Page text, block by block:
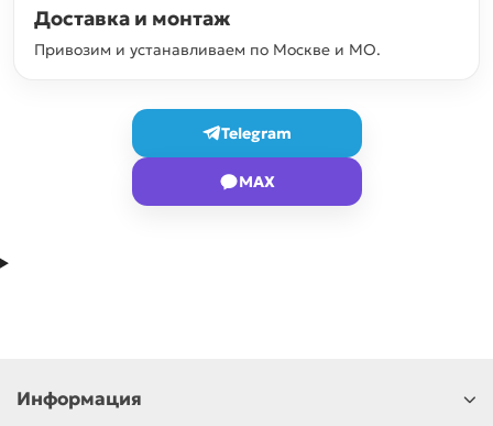
Доставка и монтаж
Привозим и устанавливаем по Москве и МО.
Telegram
MAX
Информация